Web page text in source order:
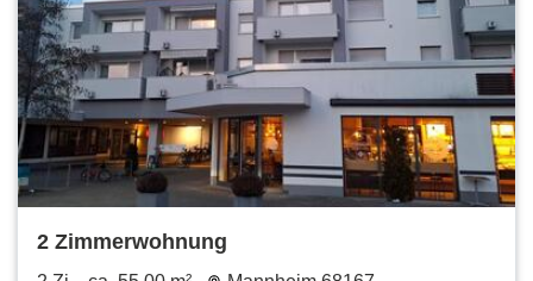
2 Zimmerwohnung